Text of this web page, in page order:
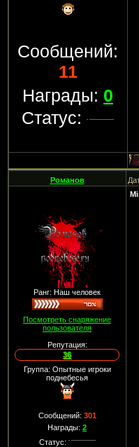
Сообщений:
11
Награды: 0
Статус:
Романов
Ранг: Наш человек
Посмотреть снаряжение
пользователя
Репутация:
36
Группа: Опытные игроки
поднебесья
Сообщений: 301
Награды: 2
Статус: